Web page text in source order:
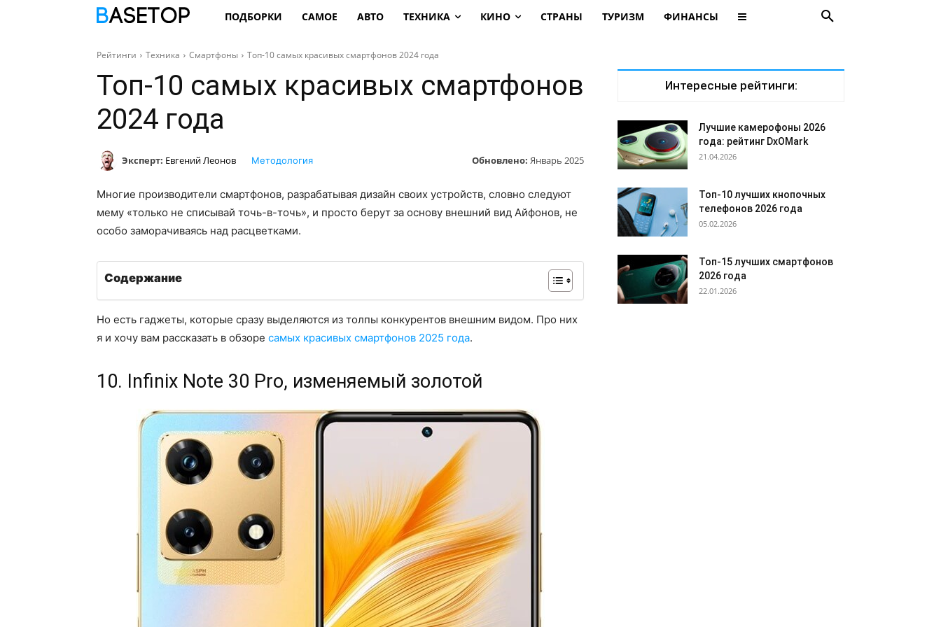
ПОДБОРКИ САМОЕ АВТО ТЕХНИКА КИНО СТРАНЫ ТУРИЗМ ФИНАНСЫ
Рейтинги Техника Смартфоны Топ-10 самых красивых смартфонов 2024 года
Топ-10 самых красивых смартфонов
2024 года
Эксперт: Евгений Леонов Обновлено: Январь 2025
Методология
Многие производители смартфонов, разрабатывая дизайн своих устройств, словно следуют
мему «только не списывай точь-в-точь», и просто берут за основу внешний вид Айфонов, не
особо заморачиваясь над расцветками.
Содержание
Но есть гаджеты, которые сразу выделяются из толпы конкурентов внешним видом. Про них
я и хочу вам рассказать в обзоре самых красивых смартфонов 2025 года.
10. Infinix Note 30 Pro, изменяемый золотой
Интересные рейтинги:
Лучшие камерофоны 2026
года: рейтинг DxOMark
21.04.2026
Топ-10 лучших кнопочных
телефонов 2026 года
05.02.2026
Топ-15 лучших смартфонов
2026 года
22.01.2026